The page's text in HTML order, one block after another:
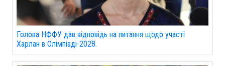
Голова НФФУ дав відповідь на питання щодо участі
Харлан в Олімпіаді-2028.